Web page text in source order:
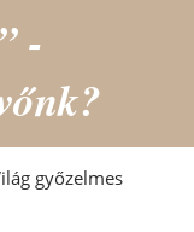
-
győzelmes